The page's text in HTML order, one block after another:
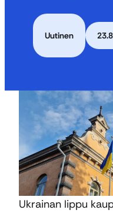
Uutinen
Ukrainan lippu